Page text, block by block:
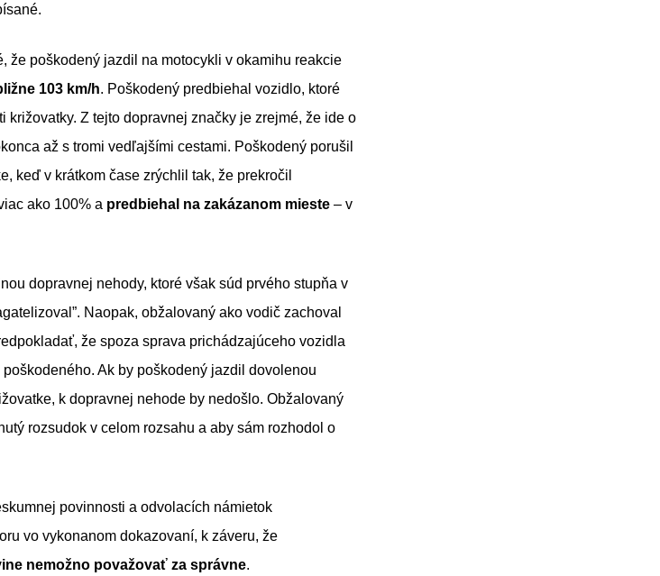
že poškodený jazdil na motocykli v okamihu reakcie
103 km/h. Poškodený predbiehal vozidlo, ktoré
Z tejto dopravnej značky je zrejmé, že ide o
až s tromi vedľajšími cestami. Poškodený porušil
keď v krátkom čase zrýchlil tak, že prekročil
ako 100% a predbiehal na zakázanom mieste – v
dopravnej nehody, ktoré však súd prvého stupňa v
Naopak, obžalovaný ako vodič zachoval
že spoza sprava prichádzajúceho vozidla
Ak by poškodený jazdil dovolenou
k dopravnej nehode by nedošlo. Obžalovaný
rozsudok v celom rozsahu a aby sám rozhodol o
povinnosti a odvolacích námietok
vo vykonanom dokazovaní, k záveru, že
nemožno považovať za správne.